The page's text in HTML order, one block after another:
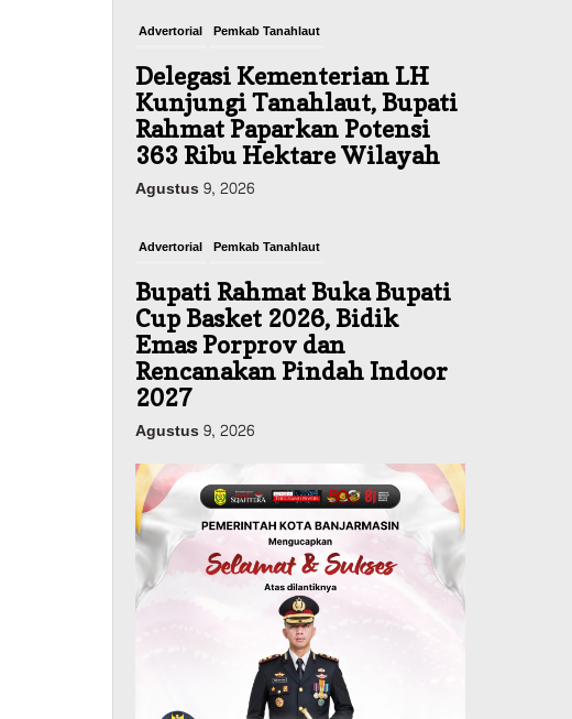
Advertorial Pemkab Tanahlaut
Delegasi Kementerian LH
Kunjungi Tanahlaut, Bupati
Rahmat Paparkan Potensi
363 Ribu Hektare Wilayah
Agustus 9, 2026
Advertorial Pemkab Tanahlaut
Bupati Rahmat Buka Bupati
Cup Basket 2026, Bidik
Emas Porprov dan
Rencanakan Pindah Indoor
2027
Agustus 9, 2026
Sosial & Keagamaan
45 Pramuka Banjarmasin
Berangkat ke Jamnas XII
Cibubur, Termasuk Dua
Peserta Berkebutuhan
Agustus 9, 2026